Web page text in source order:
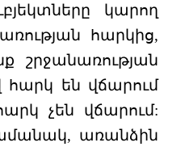
կարող
հարկից,
շրջանառության
հարկ են վճարում
չեն վճարում:
առանձին